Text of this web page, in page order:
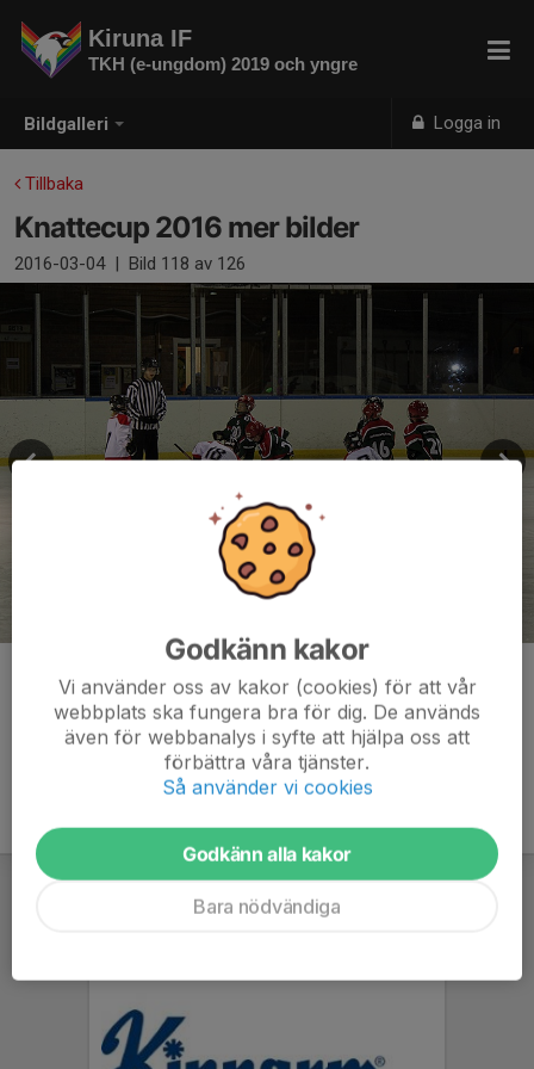
Bildgalleri Logga in
Kiruna IF
TKH (e-ungdom) 2019 och yngre
Tillbaka
Knattecup 2016 mer bilder
2016-03-04 | Bild 118 av 126
Kommentarer
Godkänn kakor
Vi använder oss av kakor (cookies) för att vår
webbplats ska fungera bra för dig. De används
även för webbanalys i syfte att hjälpa oss att
förbättra våra tjänster.
Så använder vi cookies
Godkänn alla kakor
Bara nödvändiga